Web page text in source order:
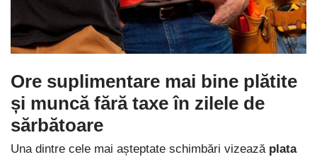
Ore suplimentare mai bine plătite
și muncă fără taxe în zilele de
sărbătoare
Una dintre cele mai așteptate schimbări vizează plata